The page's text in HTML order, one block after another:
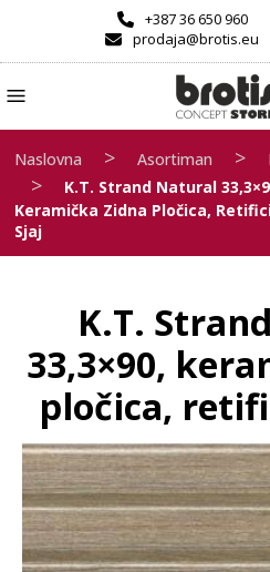
+387 36 650 960
prodaja@brotis.eu
Naslovna > Asortiman >
>
K.T. Strand Natural
Keramička Zidna Pločica,
Sjaj
K.T.
33,3×90,
pločica,